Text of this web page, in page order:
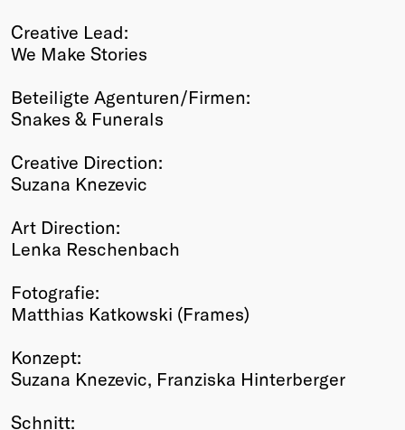
Creative Lead:
We Make Stories
Beteiligte Agenturen/Firmen:
Snakes & Funerals
Creative Direction:
Suzana Knezevic
Art Direction:
Lenka Reschenbach
Fotografie:
Matthias Katkowski (Frames)
Konzept:
Suzana Knezevic, Franziska Hinterberger
Schnitt: